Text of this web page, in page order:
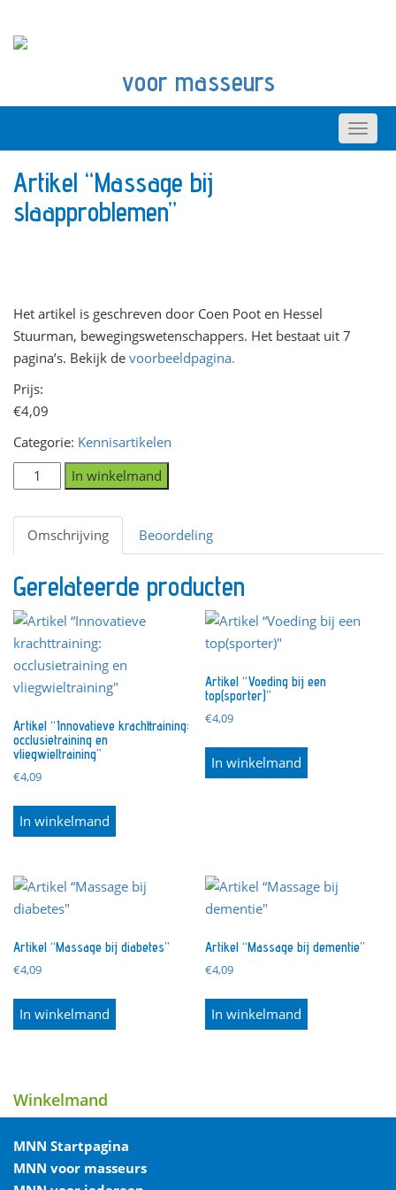
voor masseurs
Artikel “Massage bij
slaapproblemen”
Het artikel is geschreven door Coen Poot en Hessel
Stuurman, bewegingswetenschappers. Het bestaat uit 7
pagina’s. Bekijk de voorbeeldpagina.
Prijs:
€4,09
Categorie: Kennisartikelen
Artikel
“Massage
bij
slaapproblemen"
In winkelmand
Omschrijving Beoordeling
Gerelateerde producten
Artikel “Innovatieve krachttraining:
occlusietraining en
vliegwieltraining”
€4,09
In winkelmand
Artikel “Voeding bij een
top(sporter)”
€4,09
In winkelmand
Artikel “Massage bij diabetes”
€4,09
In winkelmand
Artikel “Massage bij dementie”
€4,09
In winkelmand
Winkelmand
MNN Startpagina
MNN voor masseurs